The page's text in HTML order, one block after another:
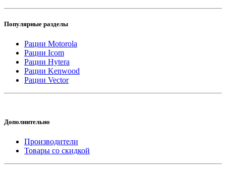
Популярные разделы
Рации Motorola
Рации Icom
Рации Hytera
Рации Kenwood
Рации Vector
Дополнительно
Производители
Товары со скидкой